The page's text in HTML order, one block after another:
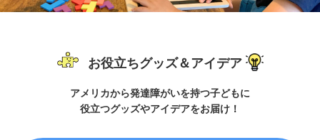
お役立ちグッズ＆アイデア
アメリカから発達障がいを持つ子どもに
役立つグッズやアイデアをお届け！